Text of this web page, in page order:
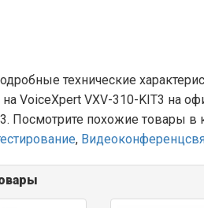
технические
VoiceXpert VXV-310-KIT3 на
Посмотрите похожие товары в
,